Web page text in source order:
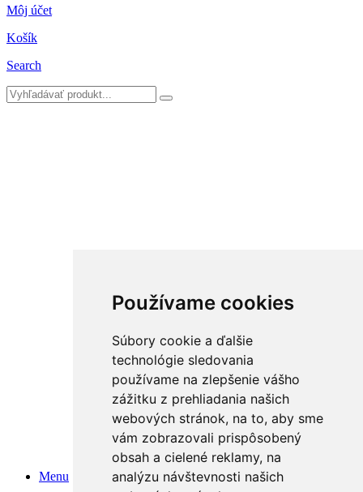
Používame cookies
Súbory cookie a ďalšie
technológie sledovania
používame na zlepšenie vášho
zážitku z prehliadania našich
webových stránok, na to, aby sme
vám zobrazovali prispôsobený
obsah a cielené reklamy, na
analýzu návštevnosti našich
Môj účet
Košík
Search
Menu